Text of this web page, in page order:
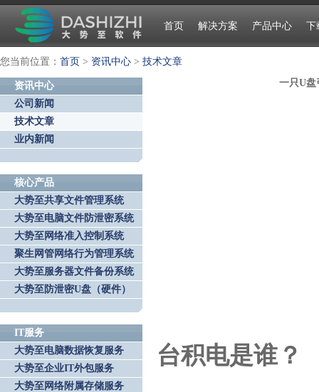
首页 解决方案 产品中心 下
您当前位置： 首页 > 资讯中心 > 技术文章
资讯中心
公司新闻
技术文章
业内新闻
核心产品
大势至共享文件管理系统
大势至电脑文件防泄密系统
大势至网络准入控制系统
聚生网管网络行为管理系统
大势至服务器文件备份系统
大势至防泄密U盘（硬件）
IT服务
大势至电脑数据恢复服务
大势至企业IT外包服务
大势至网络附属存储服务
一只U盘
台积电是谁？